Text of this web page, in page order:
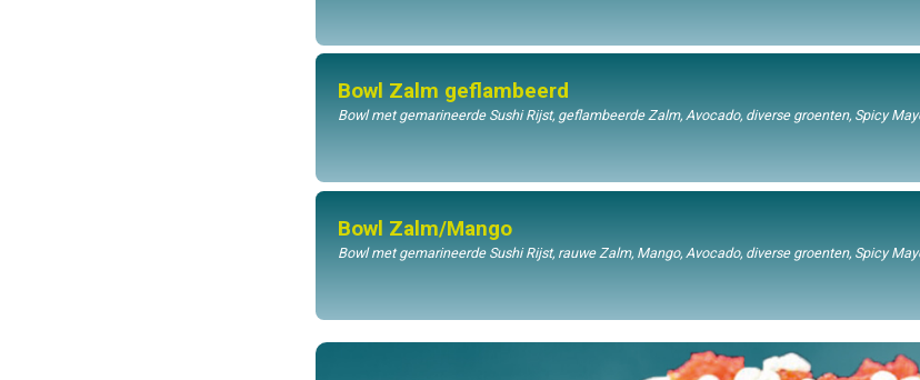
Bowl Zalm geflambeerd
Bowl met gemarineerde Sushi Rijst, geflambeerde Zalm, Avocado, diverse groenten, Spicy
Bowl Zalm/Mango
Bowl met gemarineerde Sushi Rijst, rauwe Zalm, Mango, Avocado, diverse groenten, Spicy